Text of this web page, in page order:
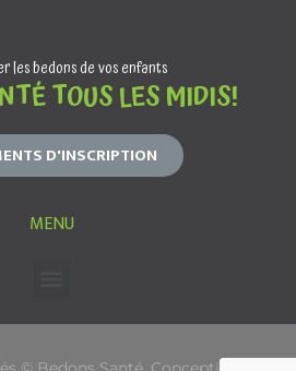
les bedons de vos enfants
TOUS LES MIDIS!
D'INSCRIPTION
MENU